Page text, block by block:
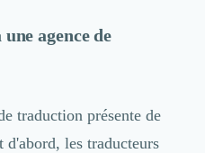
agence de
traduction présente de
d'abord, les traducteurs